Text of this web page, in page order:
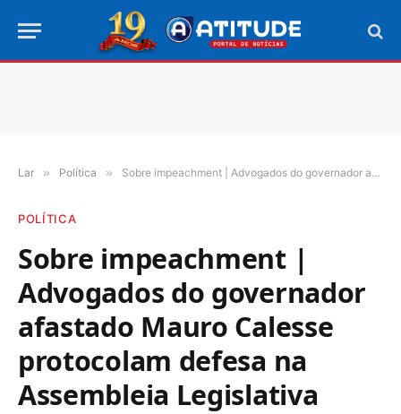
Lar » Política » Sobre impeachment | Advogados do governador afastado Mauro Calesse protocolam defesa na Assembleia Legislativa
POLÍTICA
Sobre impeachment |
Advogados do governador
afastado Mauro Calesse
protocolam defesa na
Assembleia Legislativa